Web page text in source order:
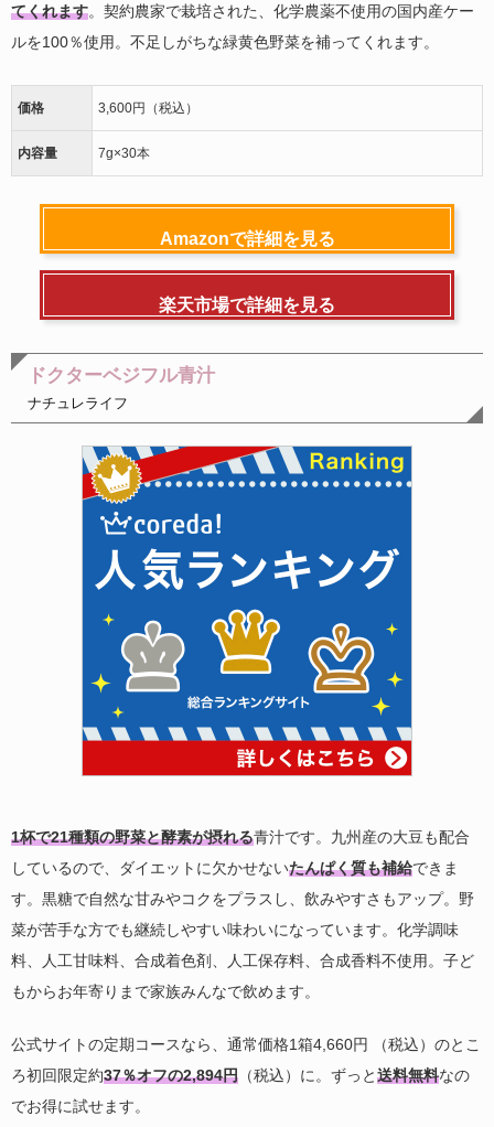
てくれます。契約農家で栽培された、化学農薬不使用の国内産ケー
ルを100％使用。不足しがちな緑黄色野菜を補ってくれます。
価格 3,600円（税込）
内容量 7g×30本
Amazonで詳細を見る
楽天市場で詳細を見る
ドクターベジフル青汁
ナチュレライフ
1杯で21種類の野菜と酵素が摂れる青汁です。九州産の大豆も配合
しているので、ダイエットに欠かせないたんぱく質も補給できま
す。黒糖で自然な甘みやコクをプラスし、飲みやすさもアップ。野
菜が苦手な方でも継続しやすい味わいになっています。化学調味
料、人工甘味料、合成着色剤、人工保存料、合成香料不使用。子ど
もからお年寄りまで家族みんなで飲めます。
公式サイトの定期コースなら、通常価格1箱4,660円 （税込）のとこ
ろ初回限定約37％オフの2,894円 （税込）に。ずっと送料無料なの
でお得に試せます。